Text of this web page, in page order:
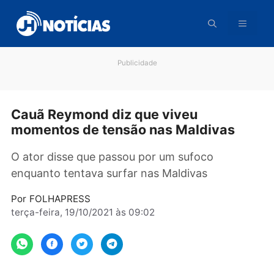
para
conteúdo
Cauã Reymond diz que viveu
O ator disse que passou por um sufoco
enquanto tentava surfar nas Maldivas
Por
FOLHAPRESS
terça-feira, 19/10/2021 às 09:02